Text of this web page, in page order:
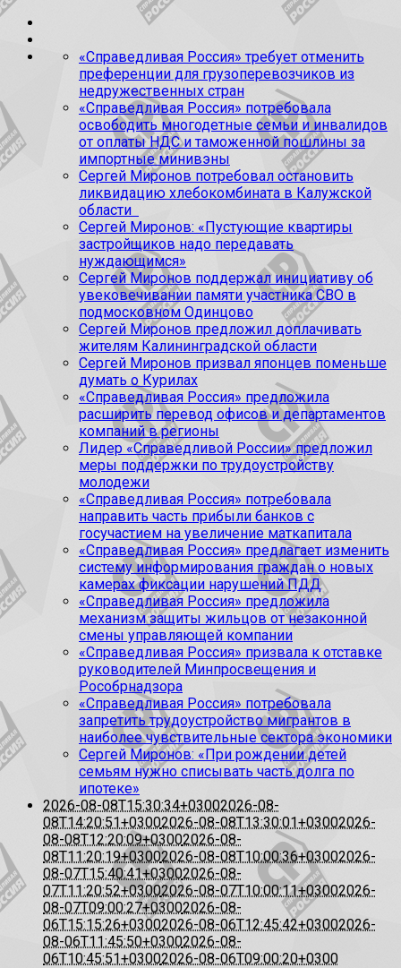
«Справедливая Россия» требует отменить
преференции для грузоперевозчиков из
недружественных стран
«Справедливая Россия» потребовала
освободить многодетные семьи и инвалидов
от оплаты НДС и таможенной пошлины за
импортные минивэны
Сергей Миронов потребовал остановить
ликвидацию хлебокомбината в Калужской
области
Сергей Миронов: «Пустующие квартиры
застройщиков надо передавать
нуждающимся»
Сергей Миронов поддержал инициативу об
увековечивании памяти участника СВО в
подмосковном Одинцово
Сергей Миронов предложил доплачивать
жителям Калининградской области
Сергей Миронов призвал японцев поменьше
думать о Курилах
«Справедливая Россия» предложила
расширить перевод офисов и департаментов
компаний в регионы
Лидер «Справедливой России» предложил
меры поддержки по трудоустройству
молодежи
«Справедливая Россия» потребовала
направить часть прибыли банков с
госучастием на увеличение маткапитала
«Справедливая Россия» предлагает изменить
систему информирования граждан о новых
камерах фиксации нарушений ПДД
«Справедливая Россия» предложила
механизм защиты жильцов от незаконной
смены управляющей компании
«Справедливая Россия» призвала к отставке
руководителей Минпросвещения и
Рособрнадзора
«Справедливая Россия» потребовала
запретить трудоустройство мигрантов в
наиболее чувствительные сектора экономики
Сергей Миронов: «При рождении детей
семьям нужно списывать часть долга по
ипотеке»
2026-08-08T15:30:34+03002026-08-
08T14:20:51+03002026-08-08T13:30:01+03002026-
08-08T12:20:09+03002026-08-
08T11:20:19+03002026-08-08T10:00:36+03002026-
08-07T15:40:41+03002026-08-
07T11:20:52+03002026-08-07T10:00:11+03002026-
08-07T09:00:27+03002026-08-
06T15:15:26+03002026-08-06T12:45:42+03002026-
08-06T11:45:50+03002026-08-
06T10:45:51+03002026-08-06T09:00:20+0300